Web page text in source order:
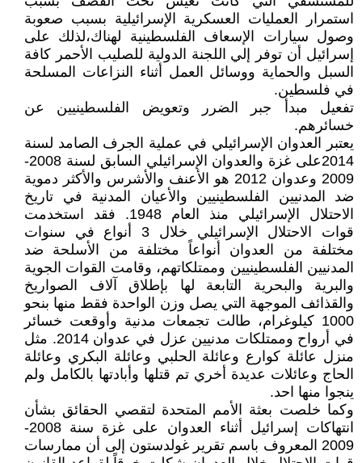
استمرار العمليات العسكرية الإسرائيلية بسبب صعوبة
وصول سيارات الإسعاف الفلسطينية لهناك،لذلك على
إسرائيل أن توفر إلي اللجنة الدولية للصليب الأحمر كافة
السبل والحماية ووسائل العمل أثناء النزاعات المسلحة
في فلسطين.
تفعيل مبدأ جبر الضرر وتعويض الفلسطينيين عن
خسائرهم.
يعتبر العدوان الإسرائيلي في عملية الجرف الصامد لسنة
2014على غزة والعدوان الإسرائيلي السابق لسنة 2008-
2009 وعدوان 2012 هو الأعنف والأشرس والأكثر دموية
ضد المدنيين الفلسطينيين والأعيان المدنية في تاريخ
الاحتلال الإسرائيلي منذ العام 1948. فقد استخدمت
قوات الاحتلال الإسرائيلي خلال 3 أنواع في سنوات
مختلفة من العدوان أنواعاً مختلفة من الأسلحة ضد
المدنيين الفلسطينيين وممتلكاتهم، وقامت القوات الجوية
والبرية والبحرية التابعة لها بإطلاق آلاف الصواريخ
والقذائف الموجهة التي يصل وزن الواحدة فقط منها بنحو
1000 كيلوغرام، طالت تجمعات مدنية وأوقعت خسائر
في أرواح وممتلكات مدنيين عزل في عدوان 2014. مثل
منزل عائلة كوارع وعائلة الحلبي وعائلة البكري وعائلة
الحاج وعائلات عديدة أخري تم قتلها وأبادتها بالكامل ولم
ينجوا منها احد.
وكما خلصت بعثة الأمم المتحدة لتقصي الحقائق بشأن
انتهاكات إسرائيل أثناء العدوان على غزة سنة 2008-
2009 المعروف باسم تقرير غولدستون إلى أن ممارسات